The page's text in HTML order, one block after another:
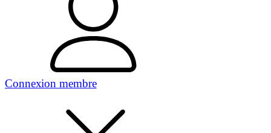
Connexion membre